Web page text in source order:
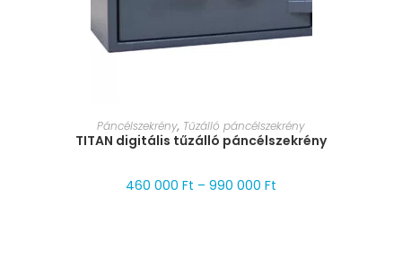
MÉRET VÁLASZTÁSA
Páncélszekrény, Tűzálló páncélszekrény
TITAN digitális tűzálló páncélszekrény
460 000 Ft – 990 000 Ft